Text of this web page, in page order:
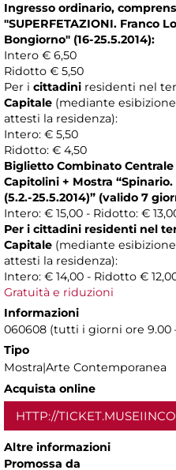
Ingresso ordinario,
"SUPERFETAZIONI. Franco
Bongiorno" (16-25.5.2014):
Intero € 6,50
Ridotto € 5,50
Per i cittadini residenti nel
Capitale (mediante
attesti la residenza):
Intero: € 5,50
Ridotto: € 4,50
Biglietto Combinato
Capitolini + Mostra “
(5.2.-25.5.2014)” (valido 7
Intero: € 15,00 - Ridotto: €
Per i cittadini residenti nel
Capitale (mediante
attesti la residenza):
Intero: € 14,00 - Ridotto €
Gratuità e riduzioni
Informazioni
060608 (tutti i giorni ore 9.00
Tipo
Mostra|Arte Contemporanea
Acquista online
HTTP://
Altre informazioni
Promossa da